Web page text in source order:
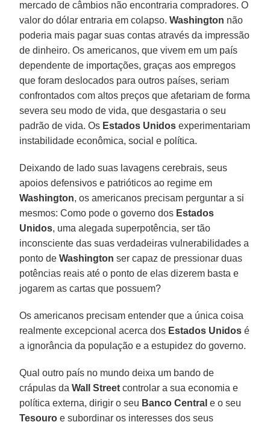
mercado de câmbios não encontraria compradores. O
valor do dólar entraria em colapso.Washington não
poderia mais pagar suas contas através da impressão
de dinheiro. Os americanos, que vivem em um país
dependente de importações, graças aos empregos
que foram deslocados para outros países, seriam
confrontados com altos preços que afetariam de forma
severa seu modo de vida, que desgastaria o seu
padrão de vida. Os Estados Unidos experimentariam
instabilidade econômica, social e política.
Deixando de lado suas lavagens cerebrais, seus
apoios defensivos e patrióticos ao regime em
Washington, os americanos precisam perguntar a si
mesmos: Como pode o governo dos Estados
Unidos, uma alegada superpotência, ser tão
inconsciente das suas verdadeiras vulnerabilidades a
ponto deWashington ser capaz de pressionar duas
potências reais até o ponto de elas dizerem basta e
jogarem as cartas que possuem?
Os americanos precisam entender que a única coisa
realmente excepcional acerca dos Estados Unidos é
a ignorância da população e a estupidez do governo.
Qual outro país no mundo deixa um bando de
crápulas daWall Street controlar a sua economia e
política externa, dirigir o seu Banco Central e o seu
Tesouro e subordinar os interesses dos seus